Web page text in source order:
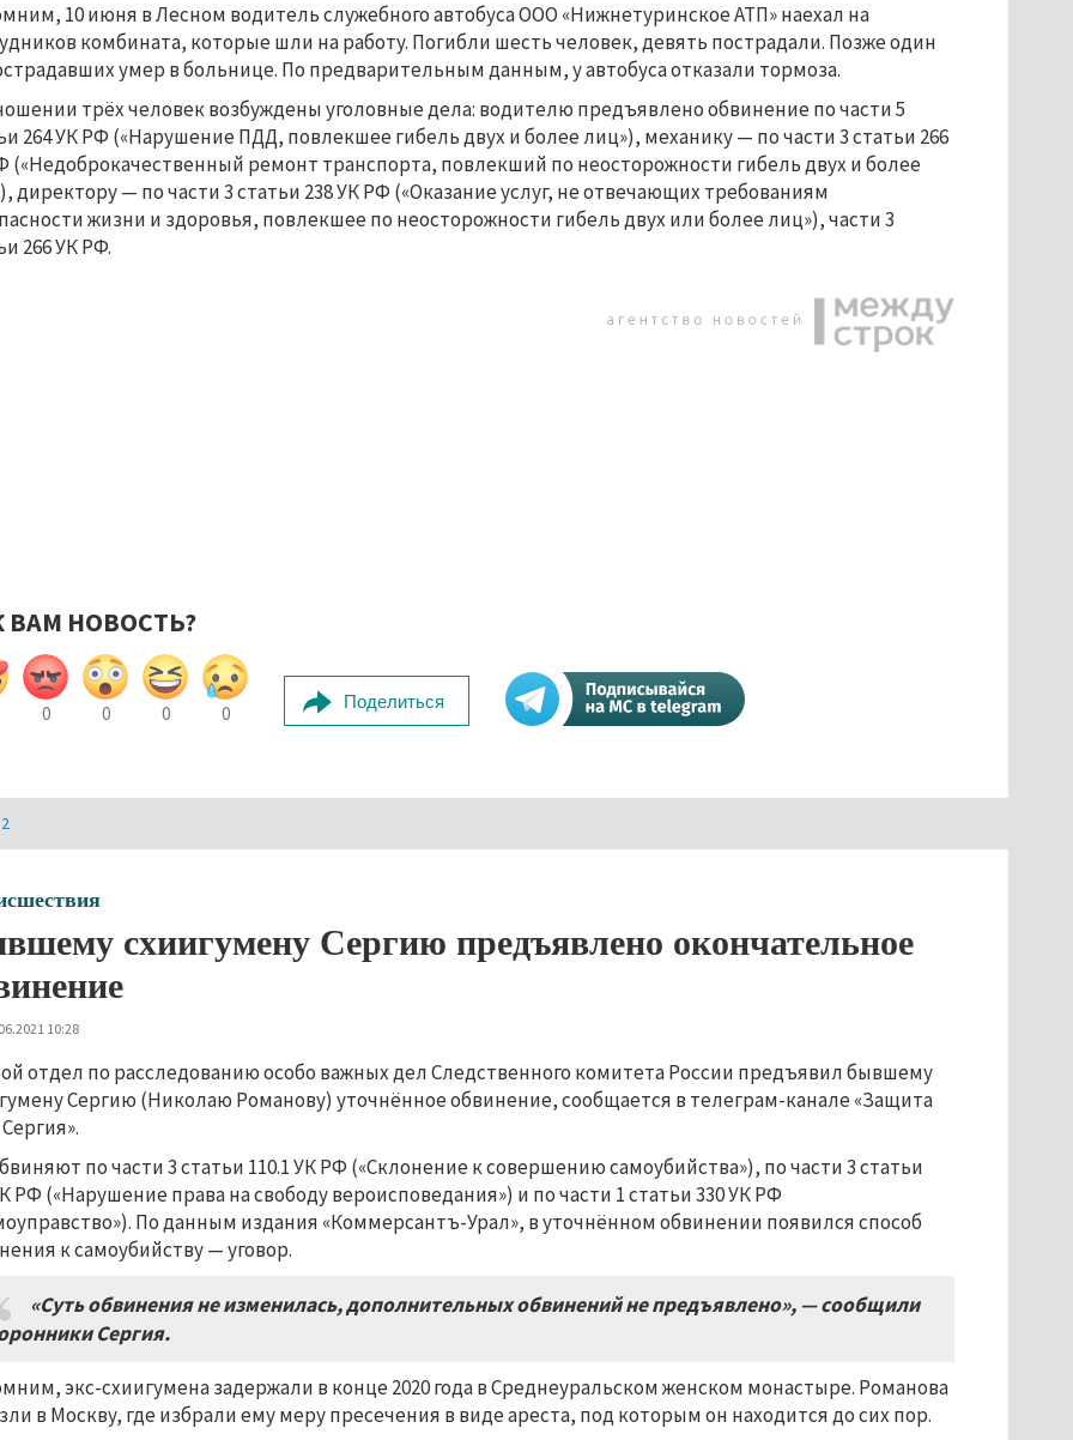
10 июня в Лесном водитель служебного автобуса ООО «Нижнетуринское АТП» наехал на
комбината, которые шли на работу. Погибли шесть человек, девять пострадали. Позже один
умер в больнице. По предварительным данным, у автобуса отказали тормоза.
трёх человек возбуждены уголовные дела: водителю предъявлено обвинение по части 5
264 УК РФ («Нарушение ПДД, повлекшее гибель двух и более лиц»), механику — по части 3 статьи 266
(«Недоброкачественный ремонт транспорта, повлекший по неосторожности гибель двух и более
директору — по части 3 статьи 238 УК РФ («Оказание услуг, не отвечающих требованиям
жизни и здоровья, повлекшее по неосторожности гибель двух или более лиц»), части 3
266 УК РФ.
ВАМ НОВОСТЬ?
0 0 0 0
Поделиться
схиигумену Сергию предъявлено окончательное
10:28
отдел по расследованию особо важных дел Следственного комитета России предъявил бывшему
Сергию (Николаю Романову) уточнённое обвинение, сообщается в телеграм-канале «Защита
по части 3 статьи 110.1 УК РФ («Склонение к совершению самоубийства»), по части 3 статьи
РФ («Нарушение права на свободу вероисповедания») и по части 1 статьи 330 УК РФ
По данным издания «Коммерсантъ-Урал», в уточнённом обвинении появился способ
к самоубийству — уговор.
«Суть обвинения не изменилась, дополнительных обвинений не предъявлено», — сообщили
Сергия.
экс-схиигумена задержали в конце 2020 года в Среднеуральском женском монастыре. Романова
в Москву, где избрали ему меру пресечения в виде ареста, под которым он находится до сих пор.